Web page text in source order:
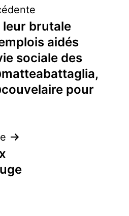
leur brutale
aidés
sociale des
pour